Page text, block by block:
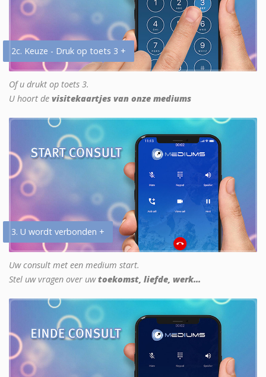
2c. Keuze - Druk op toets 3 +
Of u drukt op toets 3.
U hoort de visitekaartjes van onze mediums
3. U wordt verbonden +
Uw consult met een medium start.
Stel uw vragen over uwtoekomst, liefde, werk...